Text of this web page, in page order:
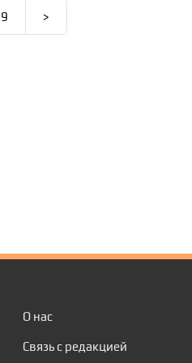
9 >
О нас
Связь с редакцией